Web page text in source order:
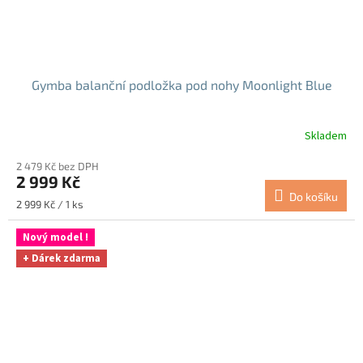
Gymba balanční podložka pod nohy Moonlight Blue
Skladem
2 479 Kč bez DPH
2 999 Kč
Měrná
cena:
2 999 Kč / 1 ks
Do košíku
Nový model !
+ Dárek zdarma